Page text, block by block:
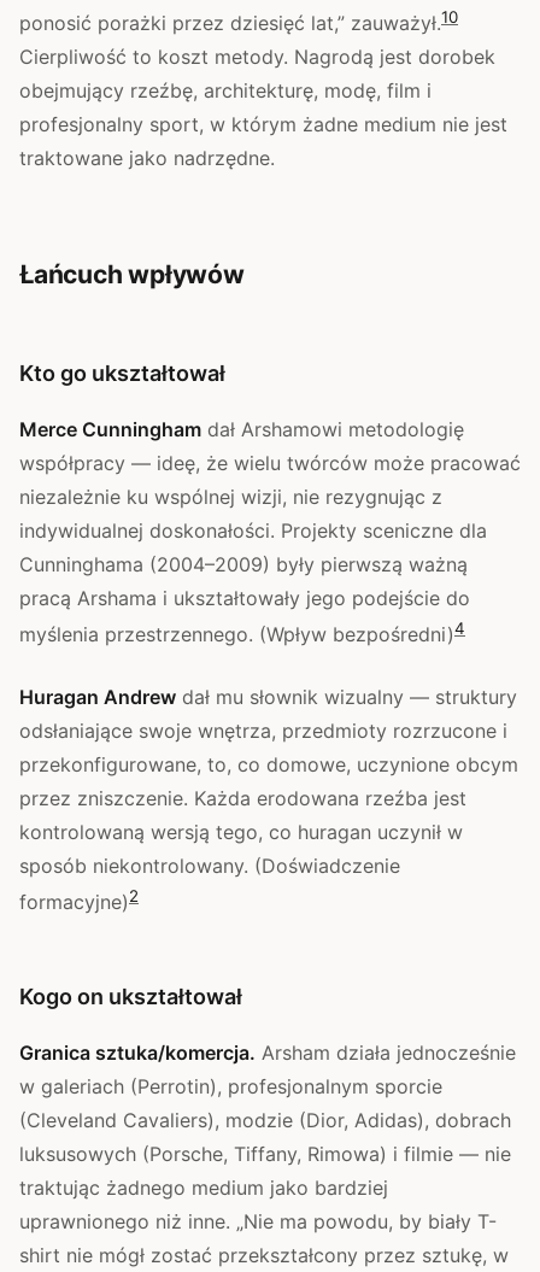
ponosić porażki przez dziesięć lat,” zauważył.10
Cierpliwość to koszt metody. Nagrodą jest dorobek
obejmujący rzeźbę, architekturę, modę, film i
profesjonalny sport, w którym żadne medium nie jest
traktowane jako nadrzędne.
Łańcuch wpływów
Kto go ukształtował
Merce Cunningham dał Arshamowi metodologię
współpracy — ideę, że wielu twórców może pracować
niezależnie ku wspólnej wizji, nie rezygnując z
indywidualnej doskonałości. Projekty sceniczne dla
Cunninghama (2004–2009) były pierwszą ważną
pracą Arshama i ukształtowały jego podejście do
myślenia przestrzennego. (Wpływ bezpośredni)4
Huragan Andrew dał mu słownik wizualny — struktury
odsłaniające swoje wnętrza, przedmioty rozrzucone i
przekonfigurowane, to, co domowe, uczynione obcym
przez zniszczenie. Każda erodowana rzeźba jest
kontrolowaną wersją tego, co huragan uczynił w
sposób niekontrolowany. (Doświadczenie
formacyjne)2
Kogo on ukształtował
Granica sztuka/komercja. Arsham działa jednocześnie
w galeriach (Perrotin), profesjonalnym sporcie
(Cleveland Cavaliers), modzie (Dior, Adidas), dobrach
luksusowych (Porsche, Tiffany, Rimowa) i filmie — nie
traktując żadnego medium jako bardziej
uprawnionego niż inne. „Nie ma powodu, by biały T-
shirt nie mógł zostać przekształcony przez sztukę, w